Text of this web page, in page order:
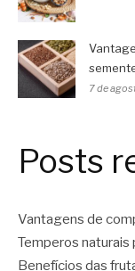
7 de
Posts
Vantagens de
Temperos naturais
Benefícios das